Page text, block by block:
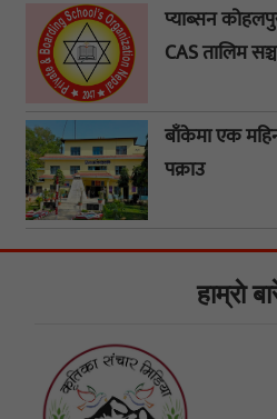
प्याब्सन
CAS तालिम
बाँकेमा एक
पक्राउ
हाम्राे